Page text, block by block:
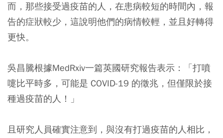
而，那些接受過疫苗的人，在患病較短的時間內，報
告的症狀較少，這說明他們的病情較輕，並且好轉得
更快。
吳昌騰根據MedRxiv一篇英國研究報告表示：
「打噴
嚏比平時多，可能是 COVID-19 的徵兆，但僅限於接
種過疫苗的人！」
且研究人員確實注意到，與沒有打過疫苗的人相比，